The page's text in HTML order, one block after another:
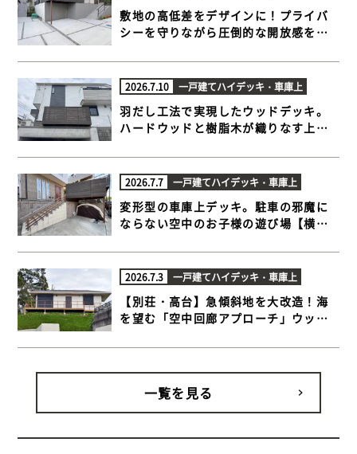
敷地の高低差をデザインに！プライバ
シーを守りながら圧倒的な開放感を生
イデッキ】
2026.7.10 一戸建てハイデッキ・車庫上
羽だし工法で実現したウッドデッキ。
ハードウッドと樹脂木が織りなす上質
ッキ】
2026.7.7 一戸建てハイデッキ・車庫上
変形型の車庫上デッキ。駐車の邪魔に
ならない空中のお子様の遊び場【横浜
2026.7.3 一戸建てハイデッキ・車庫上
【別荘・高台】急傾斜地を大改造！海
を望む「空中回廊アプローチ」ウッド
ウッドデッキ】
一覧を見る